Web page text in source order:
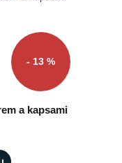
- 13 %
a kapsami